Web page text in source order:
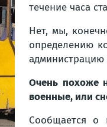
течение часа
Нет, мы,
определению
Очень похоже
военные, или
Сообщается о